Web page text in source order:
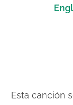
Esta canción